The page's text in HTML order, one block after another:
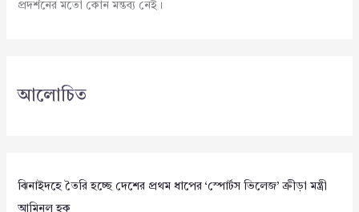
প্রদর্শনের মতো কোন মন্তব্য নেই।
আলোচিত
ঝিনাইদহে তৈরি হচ্ছে দেশের প্রথম ধাপের ‘স্পোর্টস ভিলেজ’ ক্রীড়া মন্ত্রী
আমিনুল হক